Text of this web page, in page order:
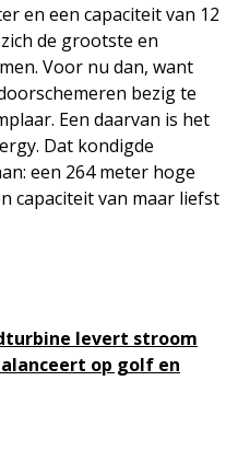
en een capaciteit van 12
de grootste en
Voor nu dan, want
bezig te
Een daarvan is het
Dat kondigde
een 264 meter hoge
capaciteit van maar liefst
levert stroom
op golf en